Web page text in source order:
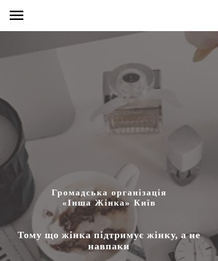
Громадська організація
«Інша Жінка» Київ
Тому що жінка підтримує жінку, а не
навпаки